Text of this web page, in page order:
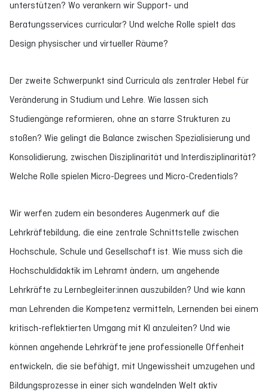
unterstützen? Wo verankern wir Support- und
Beratungsservices curricular? Und welche Rolle spielt das
Design physischer und virtueller Räume?
Der zweite Schwerpunkt sind Curricula als zentraler Hebel für
Veränderung in Studium und Lehre. Wie lassen sich
Studiengänge reformieren, ohne an starre Strukturen zu
stoßen? Wie gelingt die Balance zwischen Spezialisierung und
Konsolidierung, zwischen Disziplinarität und Interdisziplinarität?
Welche Rolle spielen Micro-Degrees und Micro-Credentials?
Wir werfen zudem ein besonderes Augenmerk auf die
Lehrkräftebildung, die eine zentrale Schnittstelle zwischen
Hochschule, Schule und Gesellschaft ist. Wie muss sich die
Hochschuldidaktik im Lehramt ändern, um angehende
Lehrkräfte zu Lernbegleiter:innen auszubilden? Und wie kann
man Lehrenden die Kompetenz vermitteln, Lernenden bei einem
kritisch-reflektierten Umgang mit KI anzuleiten? Und wie
können angehende Lehrkräfte jene professionelle Offenheit
entwickeln, die sie befähigt, mit Ungewissheit umzugehen und
Bildungsprozesse in einer sich wandelnden Welt aktiv